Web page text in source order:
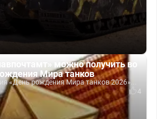
можно получить во
Мира танков
«День рождения Мира танков 2026»...
4